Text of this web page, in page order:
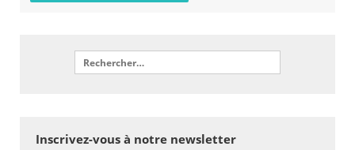
Inscrivez-vous à notre newsletter